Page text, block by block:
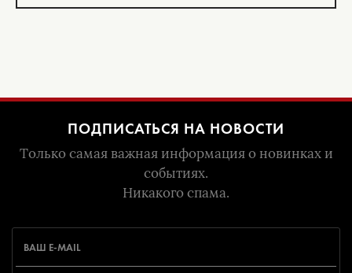
ПОДПИСАТЬСЯ НА НОВОСТИ
Только самая важная информация о новинках и
событиях.
Никакого спама.